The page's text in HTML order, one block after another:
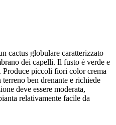
cactus globulare caratterizzato
dei capelli. Il fusto è verde e
Produce piccoli fiori color crema
ben drenante e richiede
deve essere moderata,
relativamente facile da